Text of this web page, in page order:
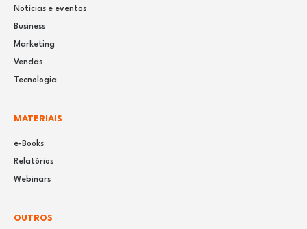
Notícias e eventos
Business
Marketing
Vendas
Tecnologia
MATERIAIS
e-Books
Relatórios
Webinars
OUTROS